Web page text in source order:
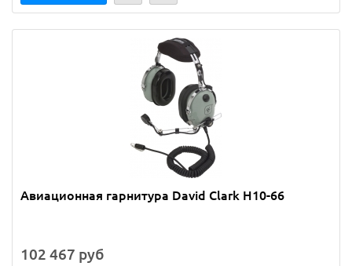
Авиационная гарнитура David Clark H10-66
102 467 руб